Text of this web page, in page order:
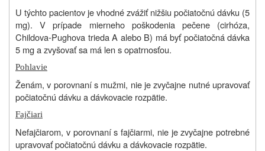
U týchto pacientov je vhodné zvážiť nižšiu počiatočnú dávku (5
mg). V prípade mierneho poškodenia pečene (cirhóza,
Childova-Pughova trieda A alebo B) má byť počiatočná dávka
5 mg a zvyšovať sa má len s opatrnosťou.
Pohlavie
Ženám, v porovnaní s mužmi, nie je zvyčajne nutné upravovať
počiatočnú dávku a dávkovacie rozpätie.
Fajčiari
Nefajčiarom, v porovnaní s fajčiarmi, nie je zvyčajne potrebné
upravovať počiatočnú dávku a dávkovacie rozpätie.